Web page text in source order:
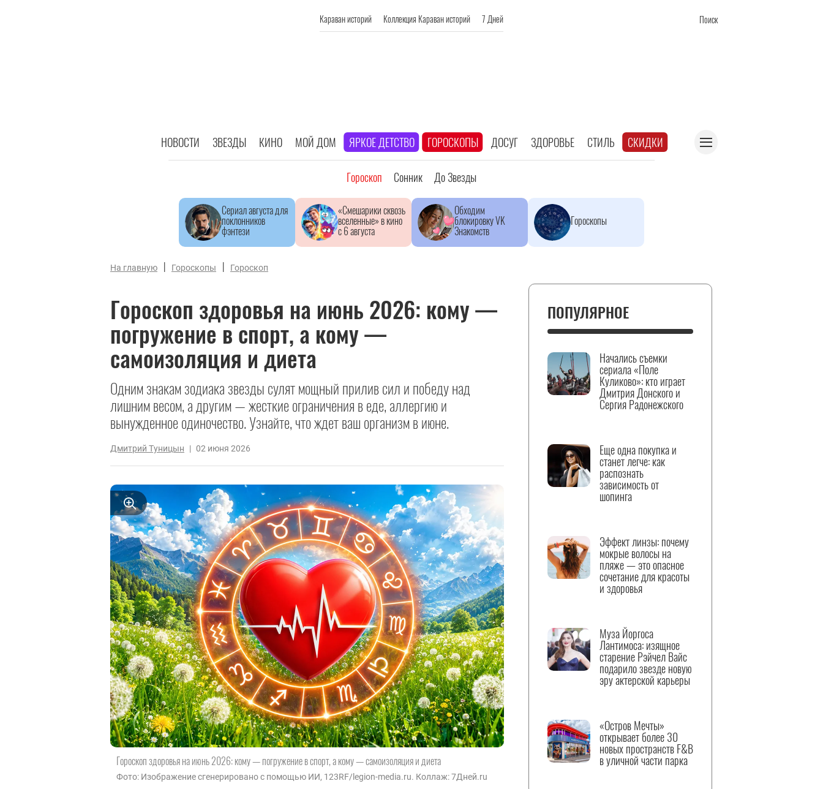
Караван историй Коллекция Караван историй 7 Дней Поиск
НОВОСТИ ЗВЕЗДЫ КИНО МОЙ ДОМ ЯРКОЕ ДЕТСТВО ГОРОСКОПЫ ДОСУГ ЗДОРОВЬЕ СТИЛЬ СКИДКИ
Гороскоп Сонник До Звезды
Сериал августа для
поклонников
фэнтези
«Смешарики сквозь
вселенные» в кино
с 6 августа
Обходим
блокировку VK
Знакомств
Гороскопы
На главную | Гороскопы | Гороскоп
Гороскоп здоровья на июнь 2026: кому —
погружение в спорт, а кому —
самоизоляция и диета
Одним знакам зодиака звезды сулят мощный прилив сил и победу над
лишним весом, а другим — жесткие ограничения в еде, аллергию и
вынужденное одиночество. Узнайте, что ждет ваш организм в июне.
Дмитрий Туницын | 02 июня 2026
Гороскоп здоровья на июнь 2026: кому — погружение в спорт, а кому — самоизоляция и диета
Фото: Изображение сгенерировано с помощью ИИ, 123RF/legion-media.ru. Коллаж: 7Дней.ru
ПОПУЛЯРНОЕ
Начались съемки
сериала «Поле
Куликово»: кто играет
Дмитрия Донского и
Сергия Радонежского
Еще одна покупка и
станет легче: как
распознать
зависимость от
шопинга
Эффект линзы: почему
мокрые волосы на
пляже — это опасное
сочетание для красоты
и здоровья
Муза Йоргоса
Лантимоса: изящное
старение Рэйчел Вайс
подарило звезде новую
эру актерской карьеры
«Остров Мечты»
открывает более 30
новых пространств F&B
в уличной части парка